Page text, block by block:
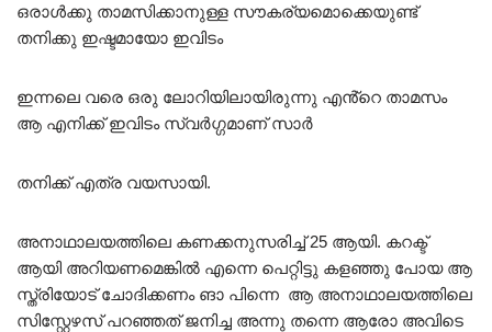
ഒരാൾക്കു താമസിക്കാനുള്ള സൗകര്യമൊക്കെയുണ്ട്
തനിക്കു ഇഷ്ടമായോ ഇവിടം
ഇന്നലെ വരെ ഒരു ലോറിയിലായിരുന്നു എൻ്റെ താമസം
ആ എനിക്ക് ഇവിടം സ്വർഗ്ഗമാണ് സാർ
തനിക്ക് എത്ര വയസായി.
അനാഥാലയത്തിലെ കണക്കനുസരിച്ച് 25 ആയി. കറക്ട്
ആയി അറിയണമെങ്കിൽ എന്നെ പെറ്റിട്ടു കളഞ്ഞു പോയ ആ
സ്ത്രിയോട് ചോദിക്കണം ങാ പിന്നെ ആ അനാഥാലയത്തിലെ
സിസ്റ്റേഴസ് പറഞ്ഞത് ജനിച്ച അന്നു തന്നെ ആരോ അവിടെ